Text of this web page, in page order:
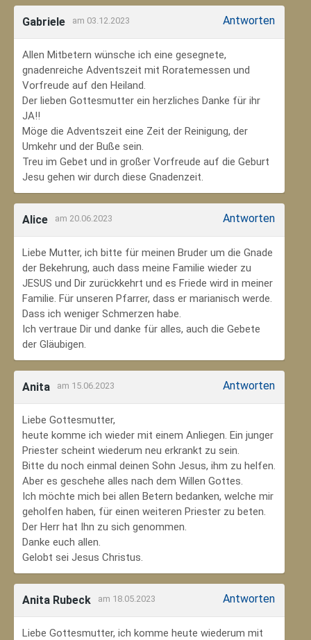
Gabriele am 03.12.2023 Antworten
Allen Mitbetern wünsche ich eine gesegnete,
gnadenreiche Adventszeit mit Roratemessen und
Vorfreude auf den Heiland.
Der lieben Gottesmutter ein herzliches Danke für ihr
JA!!
Möge die Adventszeit eine Zeit der Reinigung, der
Umkehr und der Buße sein.
Treu im Gebet und in großer Vorfreude auf die Geburt
Jesu gehen wir durch diese Gnadenzeit.
Alice am 20.06.2023 Antworten
Liebe Mutter, ich bitte für meinen Bruder um die Gnade
der Bekehrung, auch dass meine Familie wieder zu
JESUS und Dir zurückkehrt und es Friede wird in meiner
Familie. Für unseren Pfarrer, dass er marianisch werde.
Dass ich weniger Schmerzen habe.
Ich vertraue Dir und danke für alles, auch die Gebete
der Gläubigen.
Anita am 15.06.2023 Antworten
Liebe Gottesmutter,
heute komme ich wieder mit einem Anliegen. Ein junger
Priester scheint wiederum neu erkrankt zu sein.
Bitte du noch einmal deinen Sohn Jesus, ihm zu helfen.
Aber es geschehe alles nach dem Willen Gottes.
Ich möchte mich bei allen Betern bedanken, welche mir
geholfen haben, für einen weiteren Priester zu beten.
Der Herr hat Ihn zu sich genommen.
Danke euch allen.
Gelobt sei Jesus Christus.
Anita Rubeck am 18.05.2023 Antworten
Liebe Gottesmutter, ich komme heute wiederum mit